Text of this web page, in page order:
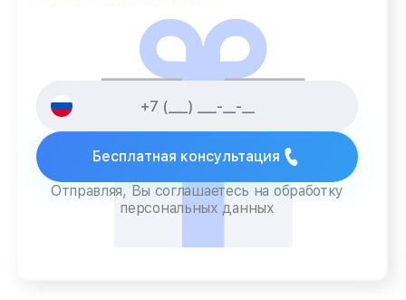
Бесплатная консультация
Отправляя, Вы соглашаетесь на обработку
персональных данных